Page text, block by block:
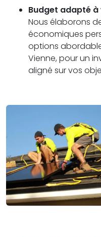
Budget adapté
Nous élaborons
économiques
options
Vienne, pour un
aligné sur vos